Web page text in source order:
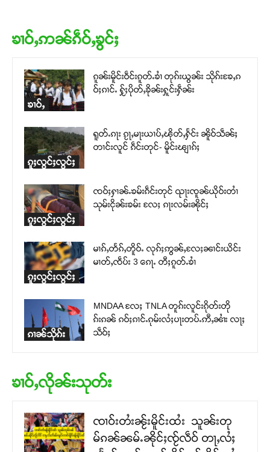
ၶၢဝ်ႇဢၼ်ၵဵဝ်ႇၶွင်ႈ
ၶၢဝ်ႇ
ၵူၼ်းမိူင်းဝဵင်းၵူတ်ႉၶၢႆ တုၵ်းယွၼ်း သိုၵ်းၶႄႇၵ
ဝ်ႈၵၢင်ႉ ႁႂ်ႈပိုတ်ႇၶိုၼ်းႁူင်းႁဵၼ်း
ၵူႈလွင်ႈလွင်ႈ
ရူတ်ႉၵႃး ၵႂႃႇမႃးယၢပ်ႇၽိုတ်ႇႁႅင်း ၼိူဝ်သဵၼ်ႈ
တၢင်းလူင် ၵဵင်းတုင်- မိူင်းၽျၢၵ်ႈ
ၵူႈလွင်ႈလွင်ႈ
ၸဝ်ႈႁၢၼ်ႉၶမ်းၵဵင်းတုင် ၺႃးၸူၼ်ယိုဝ်းတၢႆ
သုမ်းငိုၼ်းၶမ်း လႄႈ ၵႃးလမ်းၼိုင်ႈ
ၵူႈလွင်ႈလွင်ႈ
မၢၵ်ႇတႅၵ်ႇတိူဝ်ႉ လုၵ်ႈဢွၼ်ႇလႄႈၼၢင်းယိင်း
မၢတ်ႇၸဵပ်း 3 ၵေႃႉ တီႈၵူတ်ႉၶၢႆ
ၵၢၼ်သိုၵ်း
MNDAA လႄႈ TNLA တူၵ်းလူင်းၵိုတ်းတို
ၵ်းၵၼ် ၵဝ်ႈၵၢင်ႉၵုမ်းလႆႈပႃးတပ်ႉဢီႇၼၢႆး လႃႈ
သဵဝ်ႈ
ၶၢဝ်ႇလိုၼ်းသုတ်း
ၸၢဝ်းတႆးၼႂ်းမိူင်းထႆး သူၼ်းတု
မ်ၵၼ်ၼမ်ႉၼိုင်ႈၸႂ်လဵဝ် တႃႇလႆႈ